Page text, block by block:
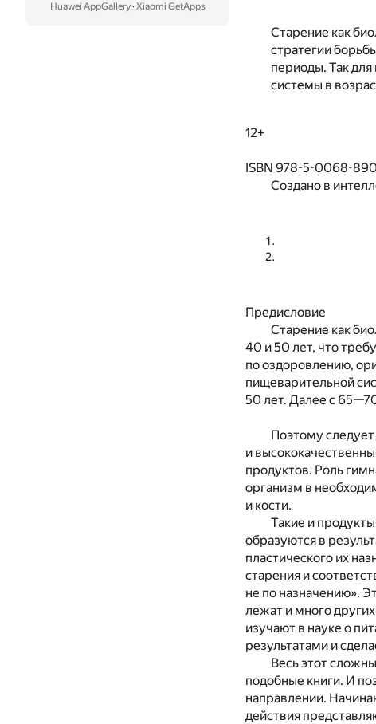
Huawei AppGallery· Xiaomi GetApps
Старение как
стратегии
периоды. Так
системы в
12+
ISBN 978-5-0068-
Создано в
Предисловие
Старение как
40 и 50 лет, что
по оздоровлению,
пищеварительной
50 лет. Далее с
Поэтому
и
продуктов. Роль
организм в
и кости.
Такие и
образуются в
пластического их
старения и
не по назначению».
лежат и много
изучают в науке о
результатами и
Весь этот
подобные книги. И
направлении.
действия